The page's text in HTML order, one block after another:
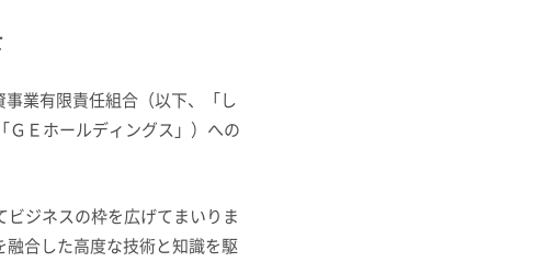
業有限責任組合（以下、「し
ＧＥホールディングス」）への
ジネスの枠を広げてまいりま
融合した高度な技術と知識を駆